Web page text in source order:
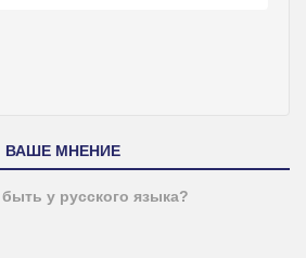
ВАШЕ МНЕНИЕ
у русского языка?